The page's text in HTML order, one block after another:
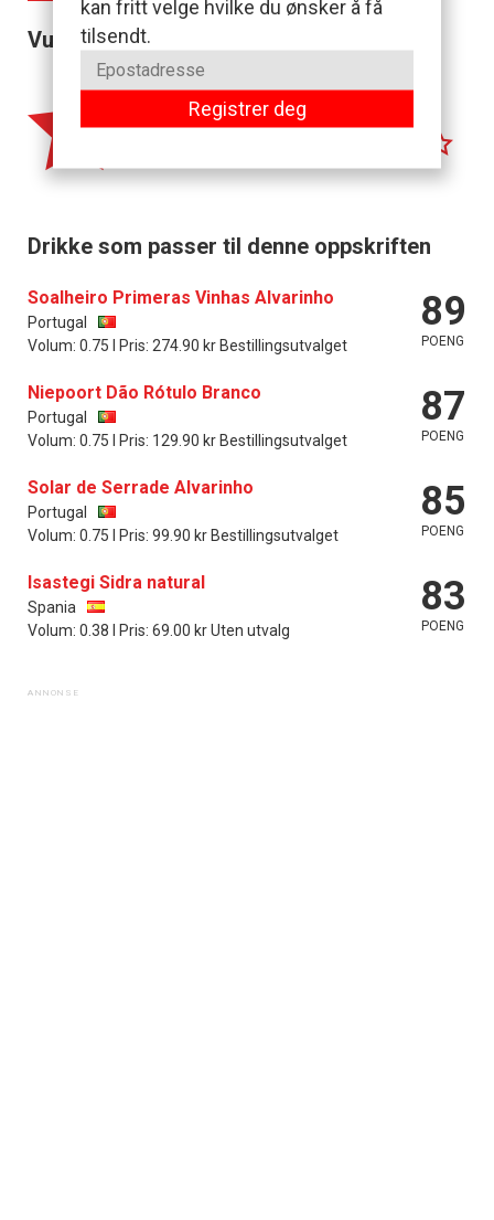
kan fritt velge hvilke du ønsker å få
tilsendt.
Registrer deg
Vurder oppskriften
5
etter7anmeldelser
Drikke som passer til denne oppskriften
Soalheiro Primeras Vinhas Alvarinho
Portugal
Volum: 0.75 l Pris: 274.90 kr Bestillingsutvalget
89
POENG
Niepoort Dão Rótulo Branco
Portugal
Volum: 0.75 l Pris: 129.90 kr Bestillingsutvalget
87
POENG
Solar de Serrade Alvarinho
Portugal
Volum: 0.75 l Pris: 99.90 kr Bestillingsutvalget
85
POENG
Isastegi Sidra natural
Spania
Volum: 0.38 l Pris: 69.00 kr Uten utvalg
83
POENG